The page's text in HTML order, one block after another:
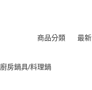
商品分類 最
廚房鍋具/料理鍋